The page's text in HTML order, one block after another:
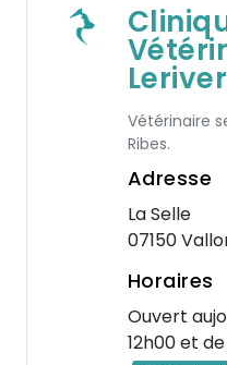
Vétérinaire
Ribes.
Adresse
La Selle
07150
Horaires
Ouvert
12h00 et